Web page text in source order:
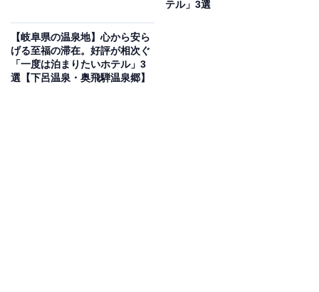
りの歴史を誇る老舗旅館です。広大な日本庭園に囲まれ
た館内には、数寄屋造りの「大正亭」や「昭和亭」「平
安亭」の客室があります。温泉は、万葉の時代から湧き
出る名湯を広々とした大浴場「次田の湯」で堪能できま
テル」3選
【岐阜県の温泉地】心から安ら
げる至福の滞在。好評が相次ぐ
「一度は泊まりたいホテル」3
選【下呂温泉・奥飛騨温泉郷】